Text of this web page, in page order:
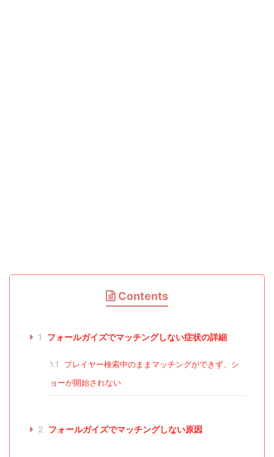
Contents
1 フォールガイズでマッチングしない症状の詳細
1.1
プレイヤー検索中のままマッチングができず、シ
ョーが開始されない
2 フォールガイズでマッチングしない原因